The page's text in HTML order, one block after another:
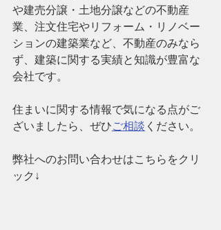
や建売分譲・土地分譲などの不動産
業、注文住宅やリフォーム・リノベー
ションの建築業など、 不動産のみなら
ず、建築に関する実績と知識が豊富な
会社です。
住まいに関する情報で気になる点がご
ざいましたら、ぜひご相談 ください。
弊社へのお問い合わせはこちらをクリ
ック↓